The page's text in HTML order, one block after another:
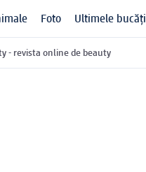
Foto Ultimele bucăți
- revista online de beauty